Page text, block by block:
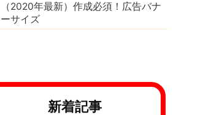
（2020年最新）作成必須！広告バナ
ーサイズ
新着記事